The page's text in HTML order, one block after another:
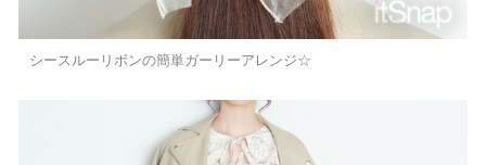
シースルーリボンの簡単ガーリーアレンジ☆